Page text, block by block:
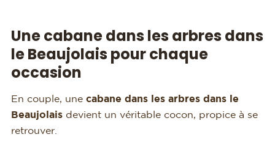
Une cabane dans les arbres dans
le Beaujolais pour chaque
occasion
En couple, une cabane dans les arbres dans le
Beaujolaisdevient un véritable cocon, propice à se
retrouver.